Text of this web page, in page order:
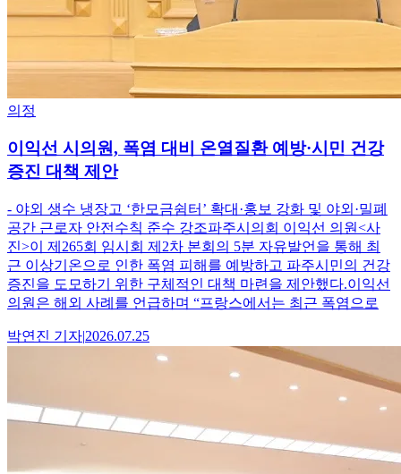
의정
이익선 시의원, 폭염 대비 온열질환 예방·시민 건강
증진 대책 제안
- 야외 생수 냉장고 ‘한모금쉼터’ 확대·홍보 강화 및 야외·밀폐
공간 근로자 안전수칙 준수 강조파주시의회 이익선 의원<사
진>이 제265회 임시회 제2차 본회의 5분 자유발언을 통해 최
근 이상기온으로 인한 폭염 피해를 예방하고 파주시민의 건강
증진을 도모하기 위한 구체적인 대책 마련을 제안했다.이익선
의원은 해외 사례를 언급하며 “프랑스에서는 최근 폭염으로
박연진 기자|2026.07.25